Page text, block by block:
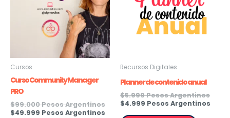
Cursos
Curso Community Manager
PRO
$99.000 Pesos Argentinos
$49.999 Pesos Argentinos
Recursos Digitales
Planner de contenido anual
$5.999 Pesos Argentinos
$4.999 Pesos Argentinos